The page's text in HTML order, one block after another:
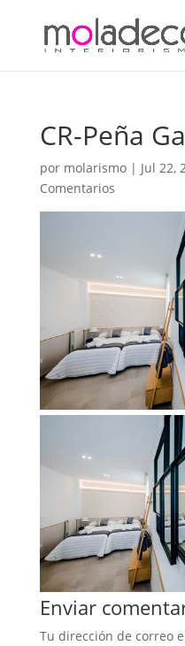
CR-Peña
por molarismo| Jul 22,
Comentarios
Enviar
Tu dirección de correo